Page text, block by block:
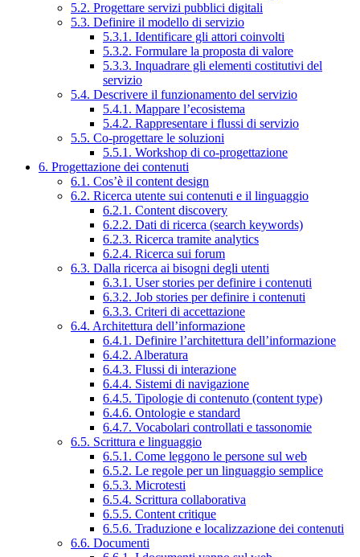
5.2. Progettare servizi pubblici digitali
5.3. Definire il modello di servizio
5.3.1. Identificare gli attori coinvolti
5.3.2. Formulare la proposta di valore
5.3.3. Inquadrare gli elementi costitutivi del
servizio
5.4. Descrivere il funzionamento del servizio
5.4.1. Mappare l’ecosistema
5.4.2. Rappresentare i flussi di servizio
5.5. Co-progettare le soluzioni
5.5.1. Workshop di co-progettazione
6. Progettazione dei contenuti
6.1. Cos’è il content design
6.2. Ricerca utente sui contenuti e il linguaggio
6.2.1. Content discovery
6.2.2. Dati di ricerca (search keywords)
6.2.3. Ricerca tramite analytics
6.2.4. Ricerca sui forum
6.3. Dalla ricerca ai bisogni degli utenti
6.3.1. User stories per definire i contenuti
6.3.2. Job stories per definire i contenuti
6.3.3. Criteri di accettazione
6.4. Architettura dell’informazione
6.4.1. Definire l’architettura dell’informazione
6.4.2. Alberatura
6.4.3. Flussi di interazione
6.4.4. Sistemi di navigazione
6.4.5. Tipologie di contenuto (content type)
6.4.6. Ontologie e standard
6.4.7. Vocabolari controllati e tassonomie
6.5. Scrittura e linguaggio
6.5.1. Come leggono le persone sul web
6.5.2. Le regole per un linguaggio semplice
6.5.3. Microtesti
6.5.4. Scrittura collaborativa
6.5.5. Content critique
6.5.6. Traduzione e localizzazione dei contenuti
6.6. Documenti